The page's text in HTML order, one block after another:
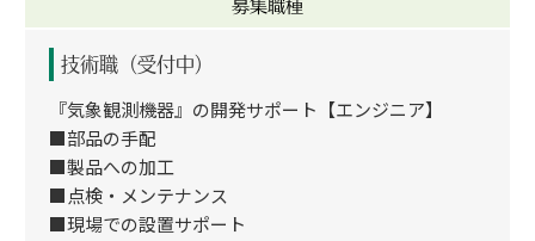
技術職（受付中）
『気象観測機器』の開発サポート【エンジニア】
■部品の手配
■製品への加工
■点検・メンテナンス
■現場での設置サポート